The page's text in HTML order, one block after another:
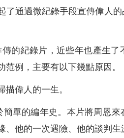
通過微紀錄手段宣傳偉人
的紀錄片，近些年也產生了
例，主要有以下幾點原因。
偉人的一生。
單的編年史。本片將周恩
他的一次遇險、他的談判生